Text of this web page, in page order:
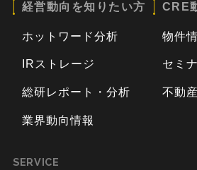
経営動向を知りたい方
ホットワード分析
IRストレージ
総研レポート・分析
業界動向情報
CRE
物件
セミ
不動
SERVICE